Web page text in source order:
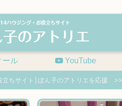
ール YouTube
立ちサイト│ぽん子のアトリエを応援 >>